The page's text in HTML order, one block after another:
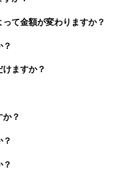
て金額が変わりますか？
ますか？
？